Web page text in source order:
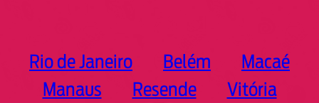
Rio de Janeiro Belém
Macaé
Manaus
Resende Vitória